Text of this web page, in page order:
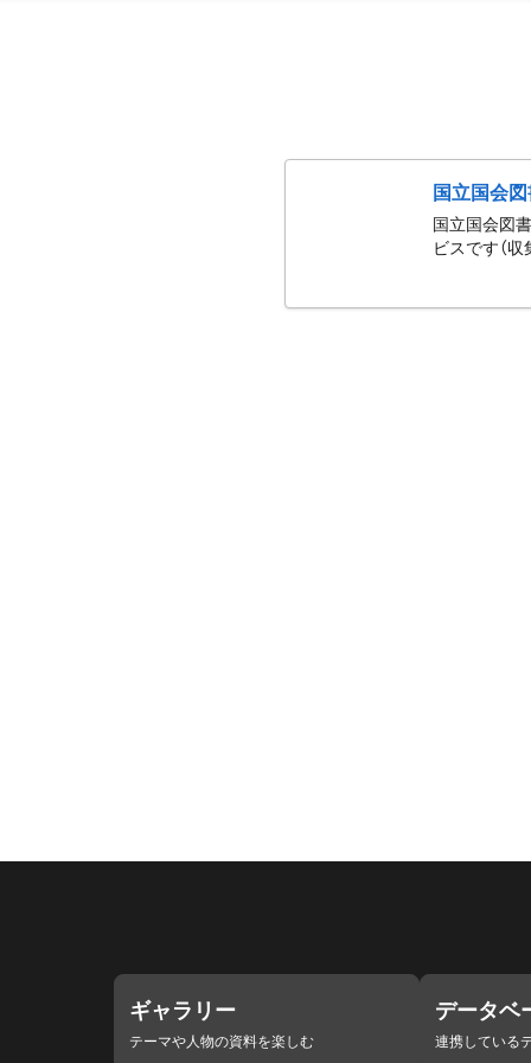
国立国会
国立国会図
ビスです（
ギャラリー
テーマや人物の資料を楽しむ
データベ
連携している